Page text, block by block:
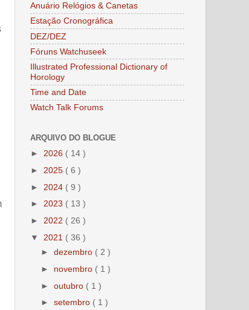
Anuário Relógios & Canetas
Estação Cronográfica
DEZ/DEZ
Fóruns Watchuseek
Illustrated Professional Dictionary of
Horology
Time and Date
Watch Talk Forums
ARQUIVO DO BLOGUE
► 2026 ( 14 )
► 2025 ( 6 )
► 2024 ( 9 )
► 2023 ( 13 )
► 2022 ( 26 )
▼ 2021 ( 36 )
►dezembro ( 2 )
► novembro ( 1 )
►outubro ( 1 )
►setembro ( 1 )